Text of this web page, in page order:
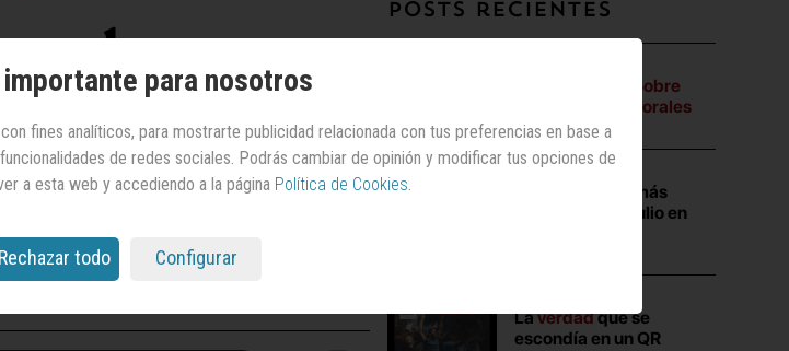
los
2026
estrategia de las marcas
Posts recientes
Sobre
campañas electorales
Las campañas más
vistas durante julio en
Laverdadque se
escondía en un QR
para nosotros
fines analíticos, para mostrarte publicidad relacionada con tus preferencias en base a
de redes sociales. Podrás cambiar de opinión y modificar tus opciones de
a esta web y accediendo a la página Política de Cookies
Rechazar todo Configurar